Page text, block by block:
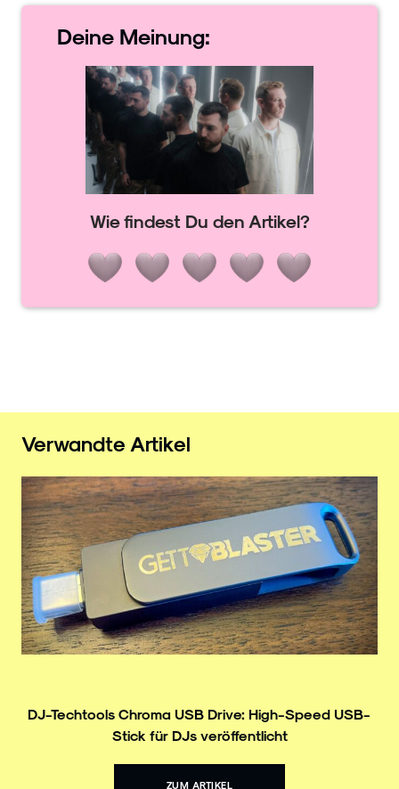
Deine Meinung:
Wie findest Du den Artikel?
Verwandte Artikel
DJ-Techtools Chroma USB Drive: High-Speed USB-
Stick für DJs veröffentlicht
ZUM ARTIKEL